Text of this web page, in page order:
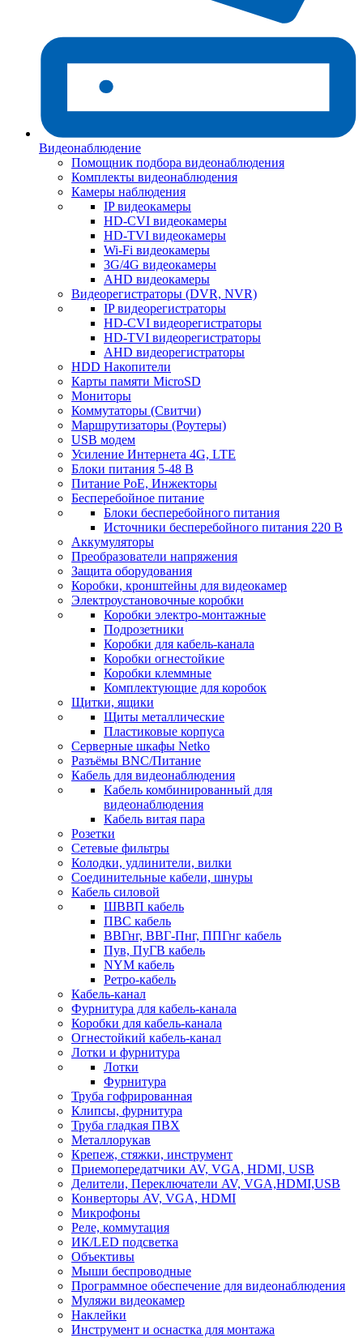
Видеонаблюдение
Помощник подбора видеонаблюдения
Комплекты видеонаблюдения
Камеры наблюдения
IP видеокамеры
HD-CVI видеокамеры
HD-TVI видеокамеры
Wi-Fi видеокамеры
3G/4G видеокамеры
AHD видеокамеры
Видеорегистраторы (DVR, NVR)
IP видеорегистраторы
HD-CVI видеорегистраторы
HD-TVI видеорегистраторы
AHD видеорегистраторы
HDD Накопители
Карты памяти MicroSD
Мониторы
Коммутаторы (Свитчи)
Маршрутизаторы (Роутеры)
USB модем
Усиление Интернета 4G, LTE
Блоки питания 5-48 В
Питание PoE, Инжекторы
Бесперебойное питание
Блоки бесперебойного питания
Источники бесперебойного питания 220 В
Аккумуляторы
Преобразователи напряжения
Защита оборудования
Коробки, кронштейны для видеокамер
Электроустановочные коробки
Коробки электро-монтажные
Подрозетники
Коробки для кабель-канала
Коробки огнестойкие
Коробки клеммные
Комплектующие для коробок
Щитки, ящики
Щиты металлические
Пластиковые корпуса
Серверные шкафы Netko
Разъёмы BNC/Питание
Кабель для видеонаблюдения
Кабель комбинированный для
видеонаблюдения
Кабель витая пара
Розетки
Сетевые фильтры
Колодки, удлинители, вилки
Соединительные кабели, шнуры
Кабель силовой
ШВВП кабель
ПВС кабель
ВВГнг, ВВГ-Пнг, ППГнг кабель
Пув, ПуГВ кабель
NYM кабель
Ретро-кабель
Кабель-канал
Фурнитура для кабель-канала
Коробки для кабель-канала
Огнестойкий кабель-канал
Лотки и фурнитура
Лотки
Фурнитура
Труба гофрированная
Клипсы, фурнитура
Труба гладкая ПВХ
Металлорукав
Крепеж, стяжки, инструмент
Приемопередатчики AV, VGA, HDMI, USB
Делители, Переключатели AV, VGA,HDMI,USB
Конверторы AV, VGA, HDMI
Микрофоны
Реле, коммутация
ИК/LED подсветка
Объективы
Мыши беспроводные
Программное обеспечение для видеонаблюдения
Муляжи видеокамер
Наклейки
Инструмент и оснастка для монтажа